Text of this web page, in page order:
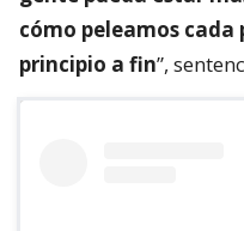
cómo peleamos
principio a fin”,